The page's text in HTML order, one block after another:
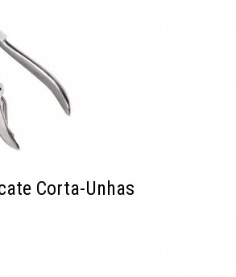
Corta-Unhas